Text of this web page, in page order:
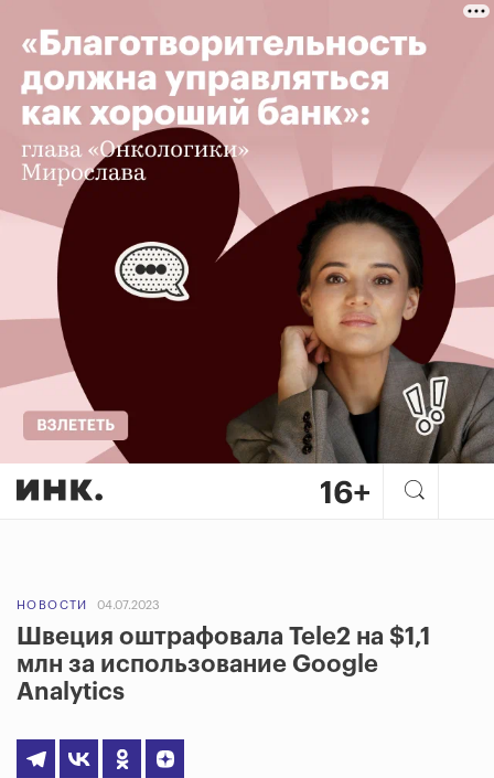
НОВОСТИ 04.07.2023
Швеция оштрафовала Tele2 на $1,1
млн за использование Google
Analytics